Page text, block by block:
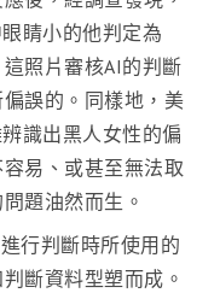
睛小的他判定為
照片審核AI的判斷
誤的。同樣地，美
識出黑人女性的偏
易、或甚至無法取
題油然而生。
行判斷時所使用的
斷資料型塑而成。